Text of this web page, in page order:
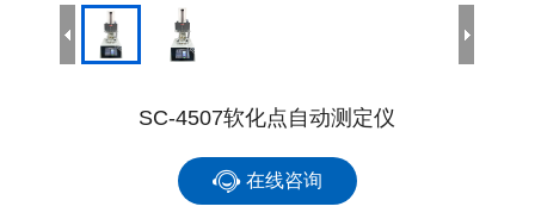
SC-4507软化点自动测定仪
在线咨询